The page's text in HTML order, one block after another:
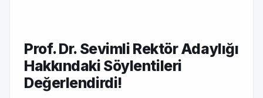
Prof. Dr. Sevimli Rektör Adaylığı
Hakkındaki Söylentileri
Değerlendirdi!